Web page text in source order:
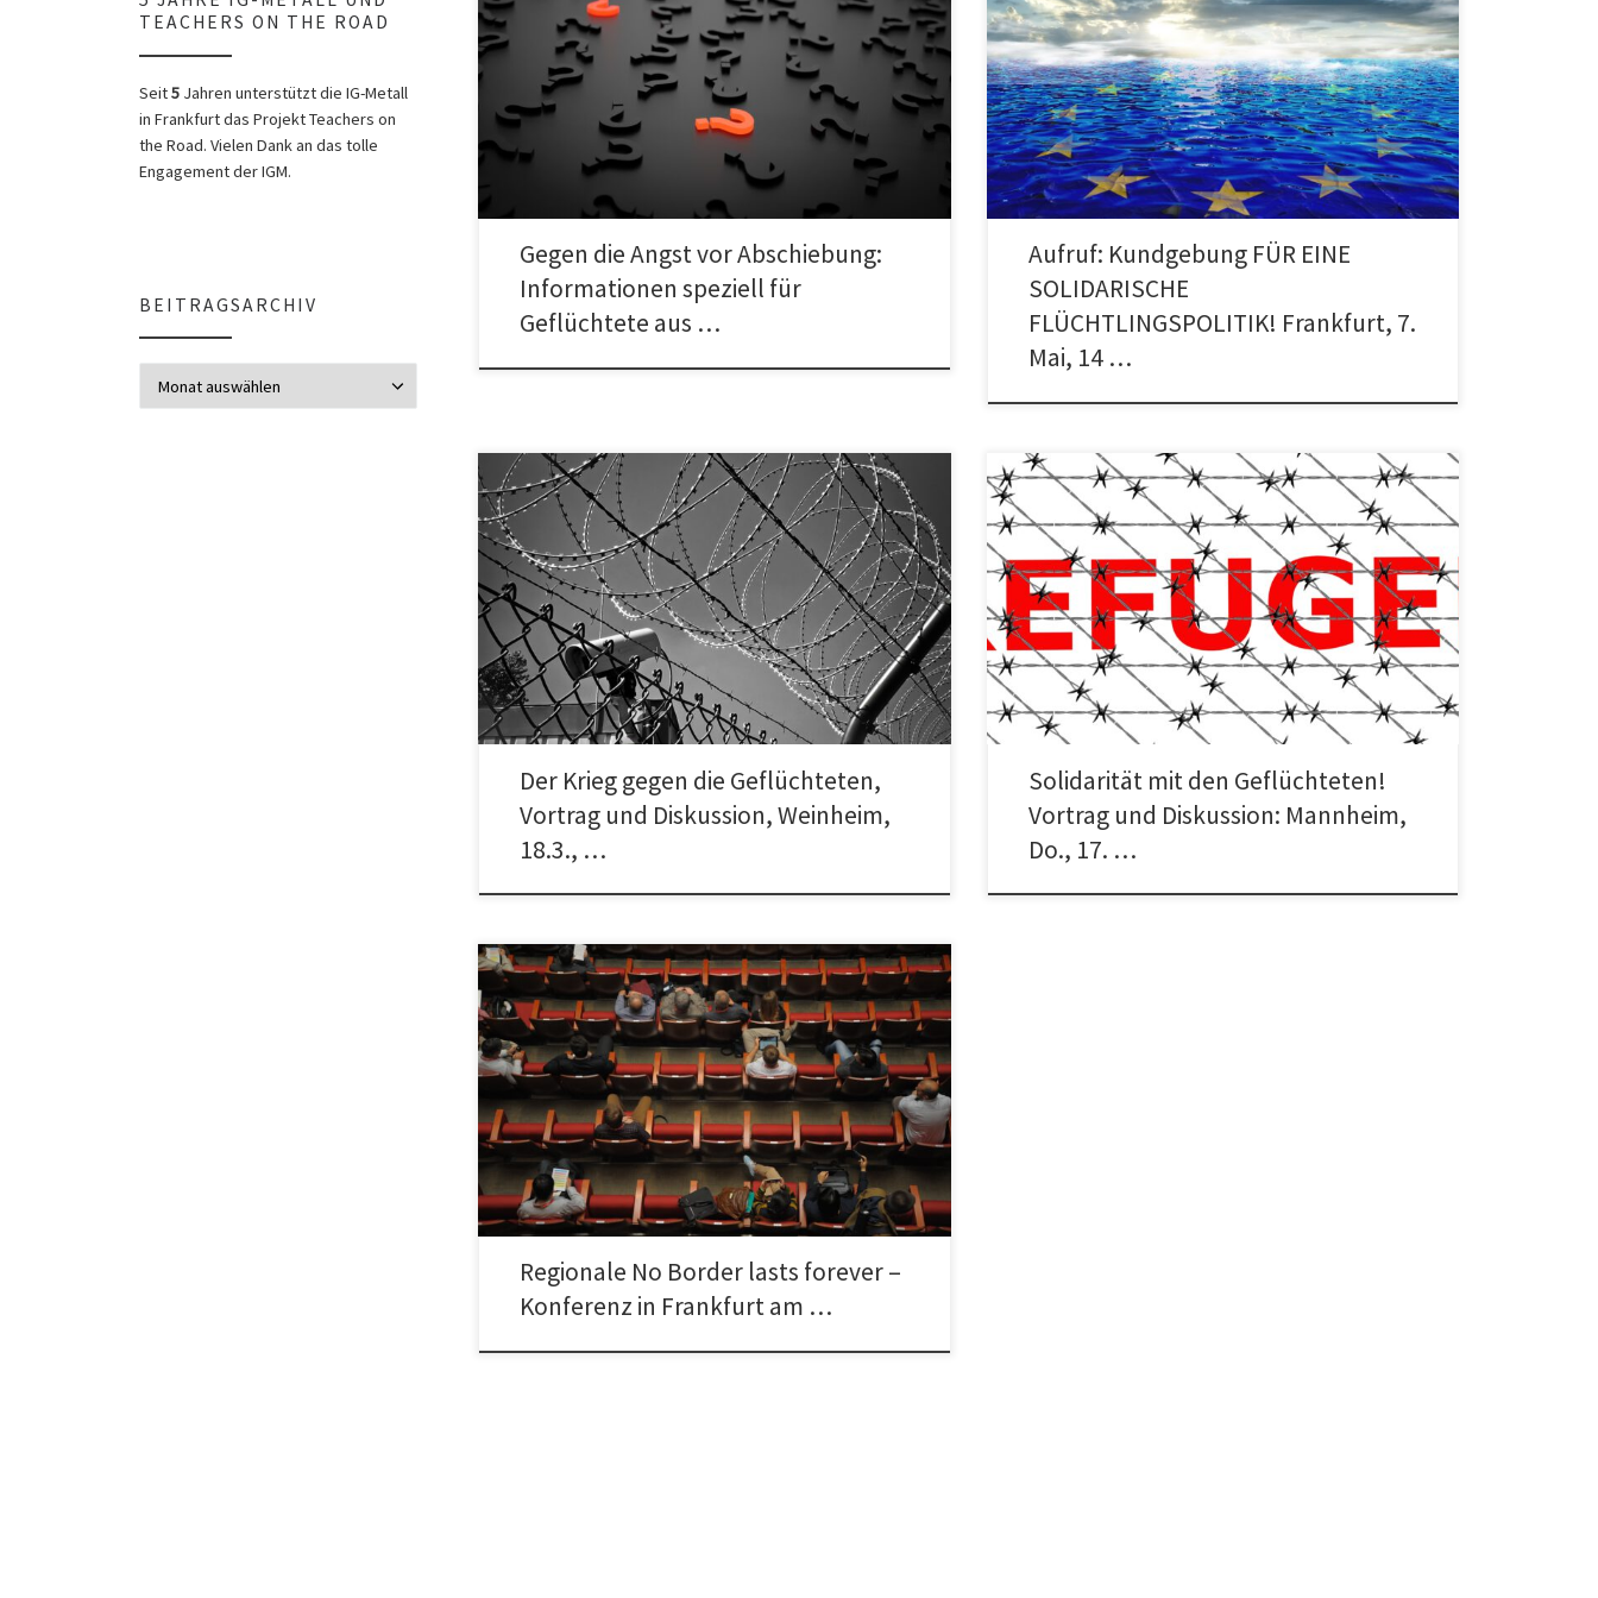
Informationen gegen die Angst vor Abschiebung: Speziell für
Geflüchtete aus Afghanistan Durch eine Politik, die auf
Abschreckung setzt, denken viele […]
Gegen die Angst vor Abschiebung:
Informationen speziell für
Geflüchtete aus …
FÜR EINE SOLIDARISCHE FLÜCHTLINGSPOLITIK! FÜR DAS
UNEINGESCHRÄNKTE MENSCHENRECHT AUF ASYL! NEIN ZUR
FESTUNG EUROPA! Samstag, 7. Mai, 14 Uhr
Hauptwache/Katharinenkirche […]
Aufruf: Kundgebung FÜR EINE
SOLIDARISCHE
FLÜCHTLINGSPOLITIK! Frankfurt, 7.
Mai, 14 …
Eine Veranstaltung des Forum Weinheim und der Initiative
Nazifreies Weinheim mit einem Gastbeitrag von Uli
Tomaschowski vom Netzwerk Konkrete Solidarität/Teachers
[…]
Der Krieg gegen die Geflüchteten,
Vortrag und Diskussion, Weinheim,
18.3., …
Solidarität mit den Geflüchteten! Staatlichen Rassismus und
den Rassismus der Neofaschisten und der Rechtsopportunisten
stoppen! Vortrag und Diskussion Eine Veranstaltung […]
Solidarität mit den Geflüchteten!
Vortrag und Diskussion: Mannheim,
Do., 17. …
Regionale No Border lasts forever-Konferenz in Frankfurt am
Main, 4. bis 6. März 2016 im Studierendenhaus, Campus
Bockenheim, Mertonstraße 26-28, […]
Regionale No Border lasts forever –
Konferenz in Frankfurt am …
TEACHERS ON THE ROAD
Seit5 Jahren unterstützt die IG-Metall
in Frankfurt das Projekt Teachers on
the Road. Vielen Dank an das tolle
Engagement der IGM.
BEITRAGSARCHIV